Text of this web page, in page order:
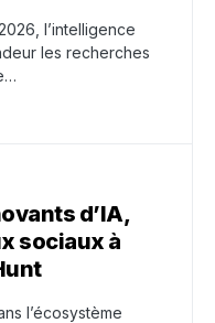
l’intelligence
les recherches
d’IA,
sociaux à
l’écosystème